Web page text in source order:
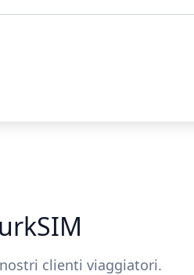
clienti viaggiatori.